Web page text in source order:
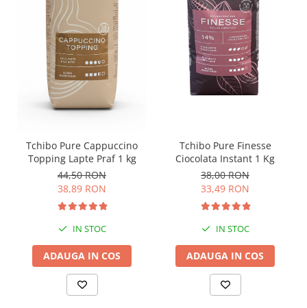
Tchibo Pure Cappuccino
Topping Lapte Praf 1 kg
44,50 RON
38,89 RON
IN STOC
ADAUGA IN COS
Tchibo Pure Finesse
Ciocolata Instant 1 Kg
38,00 RON
33,49 RON
IN STOC
ADAUGA IN COS